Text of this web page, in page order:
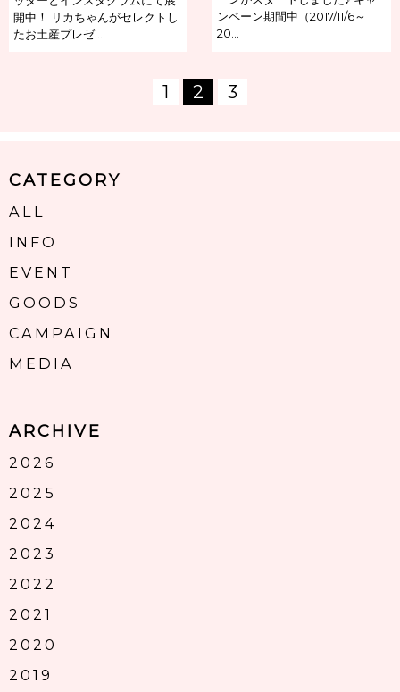
開中！ リカちゃんがセレクトし
たお土産プレゼ…
ンペーン期間中（2017/11/6～
20…
1 2 3
CATEGORY
ALL
INFO
EVENT
GOODS
CAMPAIGN
MEDIA
ARCHIVE
2026
2025
2024
2023
2022
2021
2020
2019